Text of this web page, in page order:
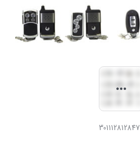
301112812847